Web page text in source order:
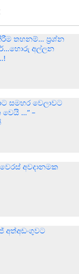
තහනම්… ප්‍රශ්න
අල්ලන
සමහර වෙලාවට
…” –
අවදානමක
අත්අඩංගුවට